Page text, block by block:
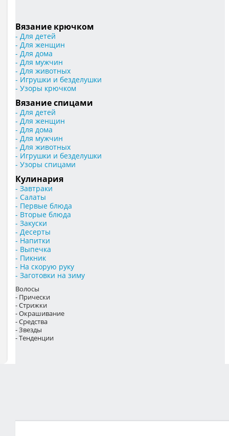
Вязание крючком
- Для детей
- Для женщин
- Для дома
- Для мужчин
- Для животных
- Игрушки и безделушки
- Узоры крючком
Вязание спицами
- Для детей
- Для женщин
- Для дома
- Для мужчин
- Для животных
- Игрушки и безделушки
- Узоры спицами
Кулинария
- Завтраки
- Салаты
- Первые блюда
- Вторые блюда
- Закуски
- Десерты
- Напитки
- Выпечка
- Пикник
- На скорую руку
- Заготовки на зиму
Волосы
- Прически
- Стрижки
- Окрашивание
- Средства
- Звезды
- Тенденции